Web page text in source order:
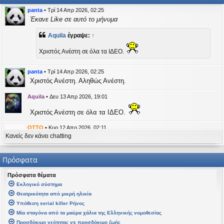
εις
η
panta • Τρί 14 Απρ 2026, 02:25
Έκανε Like σε αυτό το μήνυμα
Aquila έγραψε: ↑
Χριστός Ανέστη σε όλα τα ΙΔΕΟ.
panta • Τρί 14 Απρ 2026, 02:25
Χριστός Ανέστη. Αληθώς Ανέστη.
Aquila • Δευ 13 Απρ 2026, 19:01
Χριστός Ανέστη σε όλα τα ΙΔΕΟ.
OTTO • Κυρ 12 Απρ 2026, 02:11
likes this message
kat_womanέγραψε:↑
pantaέγραψε:↑
Καλή Μεγάλη Εβδομάδα. Καλή Ανάσταση.
Καλή Ανάσταση σε όλους!
Κανείς δεν κάνει chatting
Πρόσφατα
Πρόσφατα θέματα
Εκλογικό σύστημα
Θεατρικότητα από μικρή ηλικία
Υπόθεση serial killer Ρήνος
Μία σταγόνα από τα μαύρα χάλια της Ελληνικής νομοθεσίας
Προσδόκιμο νεότητας vs προσδόκιμο ζωής